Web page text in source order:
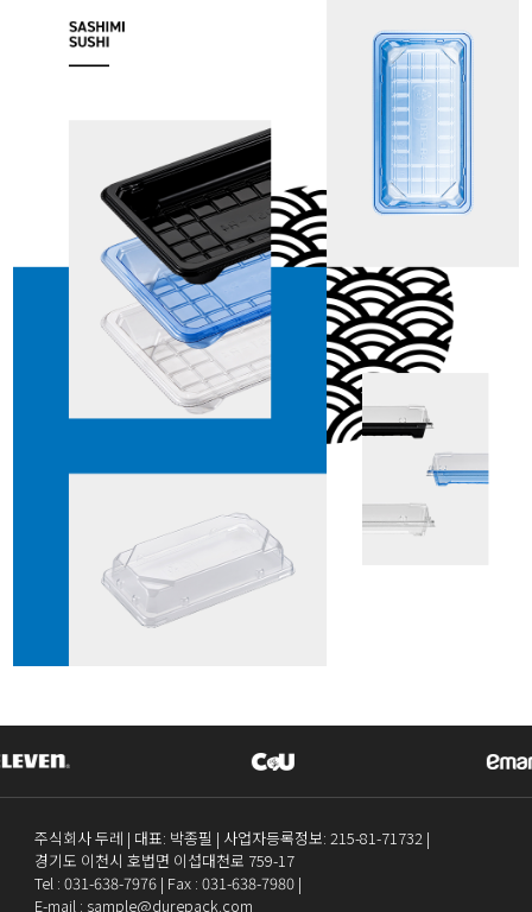
주식회사 두레 | 대표: 박종필 | 사업자등록정보: 215-81-71732 |
경기도 이천시 호법면 이섭대천로 759-17
Tel : 031-638-7976| Fax : 031-638-7980|
E-mail : sample@durepack.com